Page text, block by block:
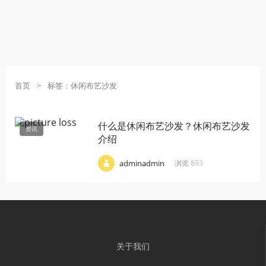
首页 > 标签：休闲布艺沙发
资讯
什么是休闲布艺沙发？休闲布艺沙发
介绍
adminadmin 浏览 893
关于我们